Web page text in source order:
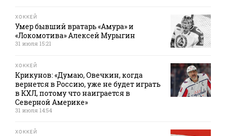
ХОККЕЙ
Умер бывший вратарь «Амура» и
«Локомотива» Алексей Мурыгин
31 июля 15:21
ХОККЕЙ
Крикунов: «Думаю, Овечкин, когда
вернется в Россию, уже не будет играть
в КХЛ, потому что наиграется в
Северной Америке»
31 июля 14:54
ХОККЕЙ